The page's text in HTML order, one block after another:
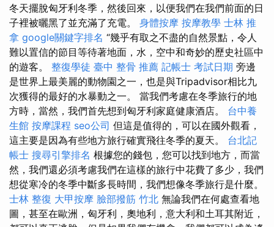
冬天擺脫匈牙利冬季，然後回來，以便我們在我們前面的日
子裡被曬黑了並充滿了充電。 身體按摩 按摩教學 士林 推
拿 google關鍵字排名 “幾乎有取之不盡的自然景點，令人
難以置信的節目等待著地面，水，空中和奇妙的歷史社區中
的遊客。 整復學徒 臺中 整骨 推薦 記帳士 考試日期 旁邊
是世界上最美麗的動物園之一，也是與Tripadvisor相比九
次獲得的最好的水暴動之一。 當我們考慮在冬季旅行的地
方時，當然，我們首先想到匈牙利家庭健康酒店。 台中養
生館 按摩課程 seo公司 但這是值得的，可以在國外觀看，
這主要是因為有些地方旅行確實飛往冬季的夏天。 台北記
帳士 搜尋引擎排名 根據您的錢包，您可以找到地方，而當
然，我們還必須考慮我們在這樣的旅行中花費了多少，我們
想從寒冷的冬季中斷多長時間，我們想像冬季旅行是什麼。
士林 整復 大甲按摩 臉部撥筋 竹北 無論我們在何處查看地
圖，甚至在歐洲，匈牙利，奧地利，意大利和土耳其附近，